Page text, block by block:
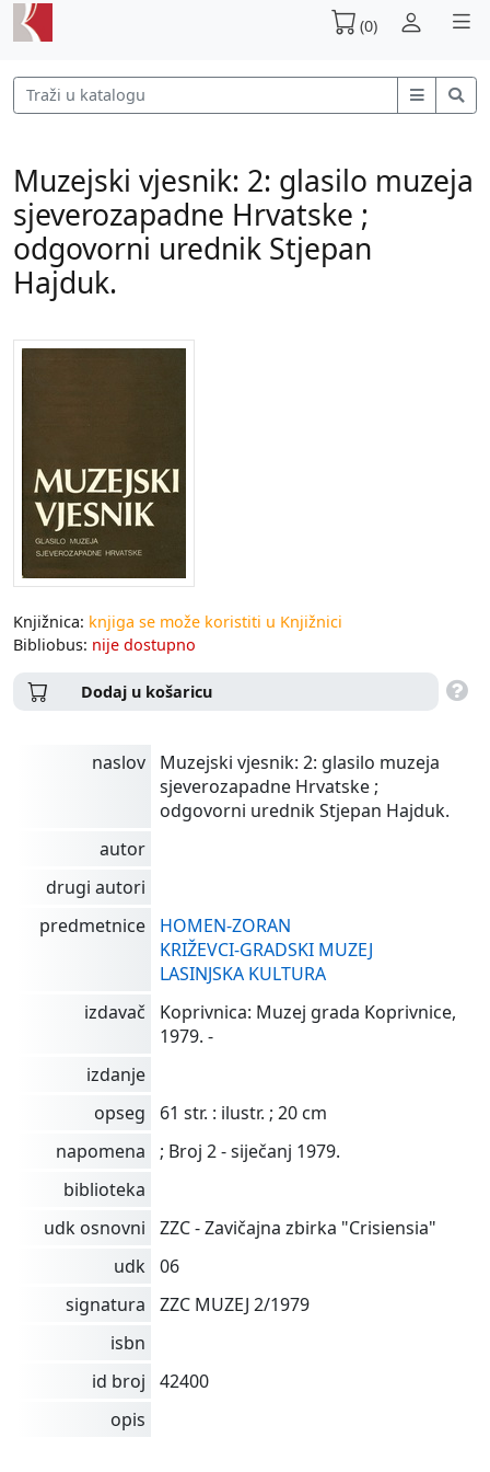
(0)
Muzejski vjesnik: 2: glasilo muzeja
sjeverozapadne Hrvatske ;
odgovorni urednik Stjepan
Hajduk.
Knjižnica: knjiga se može koristiti u Knjižnici
Bibliobus: nije dostupno
Dodaj u košaricu
naslov
Muzejski vjesnik: 2: glasilo muzeja
sjeverozapadne Hrvatske ;
odgovorni urednik Stjepan Hajduk.
autor
drugi autori
predmetnice
HOMEN-ZORAN
KRIŽEVCI-GRADSKI MUZEJ
LASINJSKA KULTURA
izdavač
Koprivnica: Muzej grada Koprivnice,
1979. -
izdanje
opseg
61 str. : ilustr. ; 20 cm
napomena
; Broj 2 - siječanj 1979.
biblioteka
udk osnovni
ZZC - Zavičajna zbirka "Crisiensia"
udk 06
signatura
ZZC MUZEJ 2/1979
isbn
id broj
42400
opis